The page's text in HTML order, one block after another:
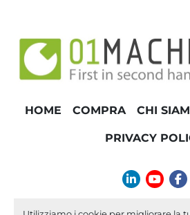
HOME COMPRA CHI
PRIVACY
linkedin